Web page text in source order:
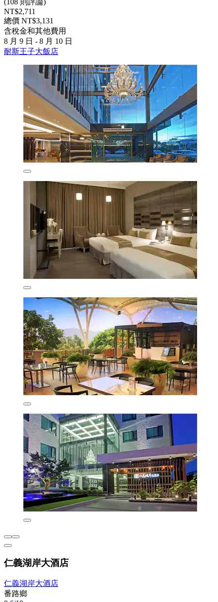
(108 則評論)
NT$2,711
總價 NT$3,131
含稅金和其他費用
8 月 9 日 - 8 月 10 日
耐斯王子大飯店
仁義湖岸大酒店
仁義湖岸大酒店
番路鄉